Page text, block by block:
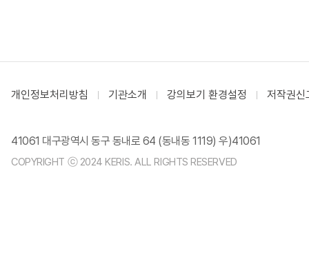
개인정보처리방침 기관소개 강의보기 환경설정 저작권신
41061 대구광역시 동구 동내로 64 (동내동 1119) 우)41061
COPYRIGHT ⓒ 2024 KERIS. ALL RIGHTS RESERVED